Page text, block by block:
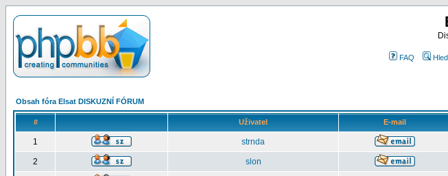
FAQ
Obsah fóra Elsat DISKUZNÍ FÓRUM
# Uživatel E-mail
1 strnda
2 slon